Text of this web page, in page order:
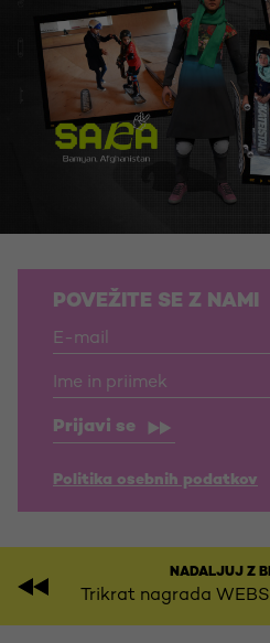
POVEŽITE SE Z NAMI
Prijavi se
Politika osebnih podatkov
NADALJUJ Z
Trikrat nagrada